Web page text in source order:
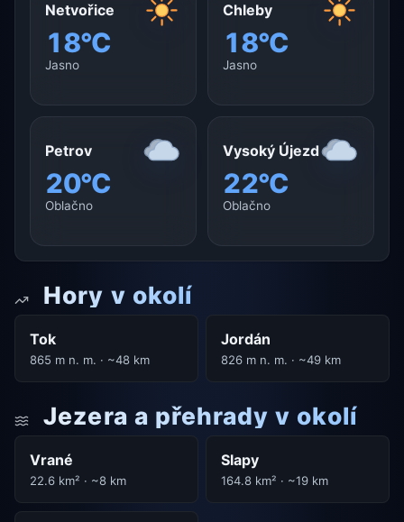
Netvořice
18°C
Jasno
Chleby
18°C
Jasno
Petrov
20°C
Oblačno
Vysoký Újezd
22°C
Oblačno
Hory v okolí
Tok
865 m n. m. · ~48 km
Jordán
826 m n. m. · ~49 km
Jezera a přehrady v okolí
Vrané
22.6 km² · ~8 km
Slapy
164.8 km² · ~19 km